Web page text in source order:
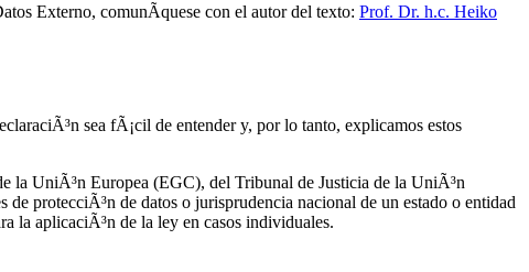
Externo, comunÃ­quese con el autor del texto: Prof. Dr. h.c. Heiko
sea fÃ¡cil de entender y, por lo tanto, explicamos estos
la UniÃ³n Europea (EGC), del Tribunal de Justicia de la UniÃ³n
protecciÃ³n de datos o jurisprudencia nacional de un estado o entidad
la aplicaciÃ³n de la ley en casos individuales.